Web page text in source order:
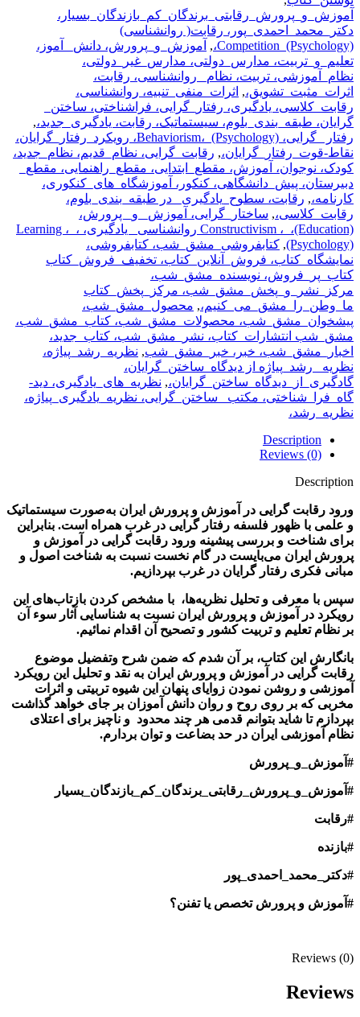
آموزش_و_پرورش_رقابتی_برندگان_کم_بازندگان_بسیار،
دکتر_محمد_احمدی_پور، رقابت( روانشناسی)
Competition_(Psychology)، , آموزش_و_پرورش، دانش_ آموز،
تعلیم_و_تربیت، مدارس_دولتی، مدارس_غیر_دولتی،
نظام_آموزشی، تربیت، نظام_ روانشناسی، رقابت،
اثرات_مثبت_تشویق،, اثرات_منفی_تنبیه، روانشناسی،
رقابت_کلاسی، یادگیری، رفتار_گرایی، فراشناختی، ساختن_
گرایان، طبقه_بندی_بلوم، سیستماتیک، رقابت، یادگیری_جدید،,
رفتار _گرایی، Behaviorism،_(Psychology)، رویکرد_رفتار_گرایان،
نقاط-قوت_رفتار_گرایان،, رقابت_گرایی، نظام_قدیم، نظام_جدید،
کودک، نوجوان، آموزش، مقطع_ابتدایی، مقطع_راهنمایی، مقطع_
دبیرستان، پیش_دانشگاهی، کنکور، آموزشگاه_های_کنکوری،
کارنامه،, رقابت، سطوح_یادگیری_ در طبقه_بندی_بلوم،
رقابت_کلاسی،, ساختار_گرایی، آموزش_ و_ پرورش،
Constructivism ،_،(Education) روانشناسی_ یادگیری، Learning ،_،
(Psychology)
, کتابفروشی_مشق_شب، کتابفروشی،
نمایشگاه_کتاب، فروش_آنلاین_کتاب، تخفیف_فروش_کتاب
کتاب_پر_فروش، نویسنده_مشق_شب،
مرکز_نشر_و_پخش_مشق_شب، مرکز_پخش_کتاب
ما_وطن_را_مشق_می_کنیم،, محصول_مشق_شب،
پیشخوان_مشق_شب، محصولات_مشق_شب، کتاب_مشق_شب،
مشق_شب انتشارات_کتاب، نشر_مشق_شب، کتاب_جدید،
اخبار_مشق_شب، خبر، خبر_مشق_شب, نظریه_رشد_پیاژه،
نظریه_ رشد_پیاژه از دیدگاه_ساختن_گرایان،
گادگیری_از_دیدگاه_ساختن_گرایان،, نظریه_های_یادگیری، دید-
گاه_فرا_شناختی، مکتب_ ساختن_گرایی، نظریه_یادگیری_پیاژه،
نظریه_رشد،
Description
Reviews (0)
Description
ورود رقابت گرایی در آموزش و پرورش ایران به‌صورت سیستماتیک
و علمی با ظهور فلسفه رفتار گرایی در غرب همراه است. بنابراین
برای شناخت و بررسی پیشینه ورود رقابت گرایی در آموزش و
پرورش ایران می‌بایست در گام نخست نسبت به شناخت اصول و
مبانی فکری رفتار گرایان در غرب بپردازیم.
سپس با معرفی و تحلیل نظریه‌‌ها، با مشخص کردن بازتاب‌های این
رویکرد در آموزش و پرورش ایران نسبت به شناسایی آثار سوء آن
بر نظام تعلیم و تربیت کشور و تصحیح آن اقدام نمائیم.
بانگارش این کتاب، بر آن شدم که ضمن شرح وتفضیل موضوع
رقابت گرایی در آموزش و پرورش ایران به نقد و تحلیل این رویکرد
آموزشی و روشن نمودن زوایای پنهان این شیوه تربیتی و اثرات
مخربی که بر روی روح و روان دانش آموزان بر جای خواهد گذاشت
بپردازم تا شاید بتوانم قدمی هر چند محدود و ناچیز برای اعتلای
نظام آموزشی ایران در حد بضاعت و توان بردارم.
#آموزش_و_پرورش
#آموزش_و_پرورش_رقابتی_برندگان_کم_بازندگان_بسیار
#رقابت
#بازنده
#دکتر_محمد_احمدی_پور
#آموزش‌ و پرورش تخصص یا تفنن؟
Reviews (0)
Reviews